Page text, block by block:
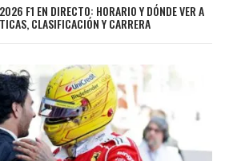
F1 EN DIRECTO: HORARIO Y DÓNDE VER A
CLASIFICACIÓN Y CARRERA